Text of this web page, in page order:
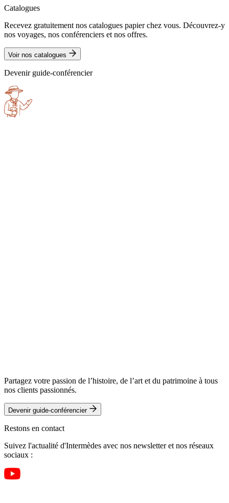
Catalogues
Recevez gratuitement nos catalogues papier chez vous. Découvrez-y
nos voyages, nos conférenciers et nos offres.
Voir nos catalogues
Devenir guide-conférencier
Partagez votre passion de l’histoire, de l’art et du patrimoine à tous
nos clients passionnés.
Devenir guide-conférencier
Restons en contact
Suivez l'actualité d'Intermèdes avec nos newsletter et nos réseaux
sociaux :